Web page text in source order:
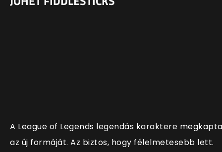
A League of Legends legendás karaktere
az új formáját. Az biztos, hogy félelmetesebb lett.